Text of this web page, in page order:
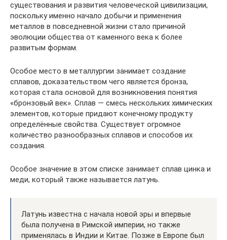
существования и развития человеческой цивилизации,
поскольку именно начало добычи и применения
металлов в повседневной жизни стало причиной
эволюции общества от каменного века к более
развитым формам.
Особое место в металлургии занимает создание
сплавов, доказательством чего является бронза,
которая стала основой для возникновения понятия
«бронзовый век». Сплав — смесь нескольких химических
элементов, которые придают конечному продукту
определённые свойства. Существует огромное
количество разнообразных сплавов и способов их
создания.
Особое значение в этом списке занимает сплав цинка и
меди, который также называется латунь.
Латунь известна с начала новой эры и впервые
была получена в Римской империи, но также
применялась в Индии и Китае. Позже в Европе был